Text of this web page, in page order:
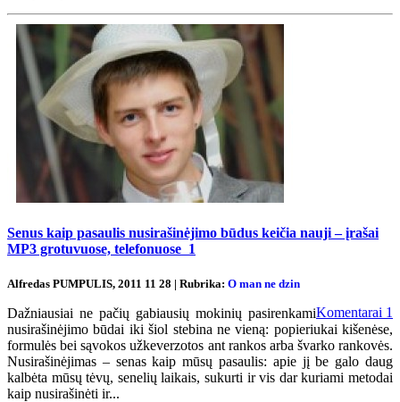
Senus kaip pasaulis nusirašinėjimo būdus keičia nauji – įrašai
MP3 grotuvuose, telefonuose 1
Alfredas PUMPULIS, 2011 11 28 | Rubrika: O man ne dzin
Komentarai 1
Dažniausiai ne pačių gabiausių mokinių pasirenkami
nusirašinėjimo būdai iki šiol stebina ne vieną: popieriukai kišenėse,
formulės bei sąvokos užkeverzotos ant rankos arba švarko rankovės.
Nusirašinėjimas – senas kaip mūsų pasaulis: apie jį be galo daug
kalbėta mūsų tėvų, senelių laikais, sukurti ir vis dar kuriami metodai
kaip nusirašinėti ir...